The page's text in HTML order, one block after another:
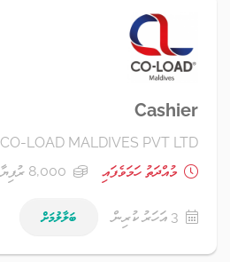
Cashier
CO-LOAD MALDIVES PVT LTD
މުއްދަތު ހަމަވެފައި
8,000 ރުފިޔާ
3 އަހަރު ކުރިން ބަލާލުމަށް